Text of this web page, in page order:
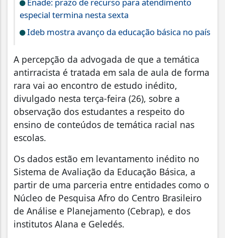
especial termina nesta sexta
Ideb mostra avanço da educação básica no país
A percepção da advogada de que a temática
antirracista é tratada em sala de aula de forma
rara vai ao encontro de estudo inédito,
divulgado nesta terça-feira (26), sobre a
observação dos estudantes a respeito do
ensino de conteúdos de temática racial nas
escolas.
Os dados estão em levantamento inédito no
Sistema de Avaliação da Educação Básica, a
partir de uma parceria entre entidades como o
Núcleo de Pesquisa Afro do Centro Brasileiro
de Análise e Planejamento (Cebrap), e dos
institutos Alana e Geledés.